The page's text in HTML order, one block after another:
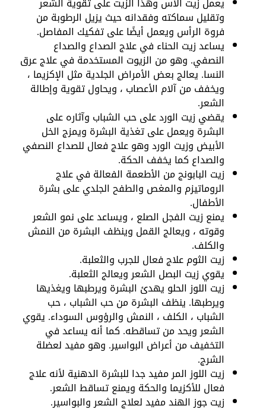
وتقليل سماكته وفقدانه حيث يزيل الرطوبة من
فروة الرأس ويعمل أيضًا على تفكيك المفاصل.
يساعد زيت الحناء في علاج الصداع والصداع
النصفي. وهو من الزيوت المستخدمة في علاج عرق
النسا. يعالج بعض الأمراض الجلدية مثل الإكزيما ،
ويخفف من آلام الأعصاب ، ويحاول تقوية وإطالة
الشعر.
يقضي زيت الورد على حب الشباب وآثاره على
البشرة ويعمل على تغذية البشرة ويمزج الخل
الأبيض وزيت الورد وهو علاج فعال للصداع النصفي
والصداع كما يخفف الحكة.
زيت البابونج من الأطعمة الفعالة في علاج
الروماتيزم والمغص والطفح الجلدي على بشرة
الأطفال.
يمنع زيت الفجل الصلع ، ويساعد على نمو الشعر
وقوته ، ويعالج القمل وينظف البشرة من النمش
والكلف.
زيت الثوم علاج فعال للجرب والثعلبة.
يقوي زيت البصل الشعر ويعالج الثعلبة.
زيت اللوز الحلو يهدئ البشرة ويرطبها ويغذيها
ويرطبها. ينظف البشرة من حب الشباب ، حب
الشباب ، الكلف ، النمش والرؤوس السوداء. يقوي
الشعر ويحد من تساقطه. كما أنه يساعد في
التخفيف من أعراض البواسير. وهو مفيد لعضلة
الشرج.
زيت اللوز المر مفيد جدا للبشرة الدهنية لأنه علاج
فعال للأكزيما والحكة ويمنع تساقط الشعر.
زيت جوز الهند مفيد لعلاج الشعر والبواسير.